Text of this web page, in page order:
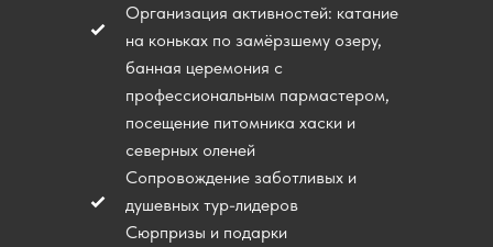
Организация активностей: катание
на коньках по замёрзшему озеру,
банная церемония с
профессиональным пармастером,
посещение питомника хаски и
северных оленей
Сопровождение заботливых и
душевных тур-лидеров
Сюрпризы и подарки